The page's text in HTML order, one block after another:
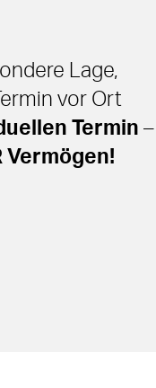
Lage,
vor Ort
Termin –
Vermögen!